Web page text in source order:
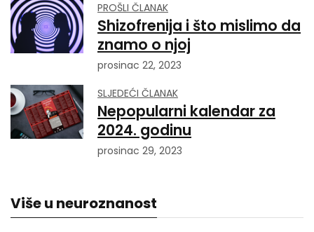
PROŠLI ČLANAK
Shizofrenija i što mislimo da
znamo o njoj
prosinac 22, 2023
SLJEDEĆI ČLANAK
Nepopularni kalendar za
2024. godinu
prosinac 29, 2023
Više u neuroznanost